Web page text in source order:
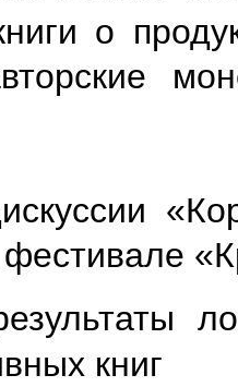
о
фестивале
книг